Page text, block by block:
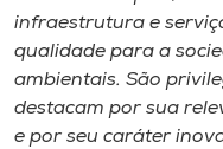
infraestrutura e
qualidade para a
ambientais. São
destacam por sua
e por seu caráter